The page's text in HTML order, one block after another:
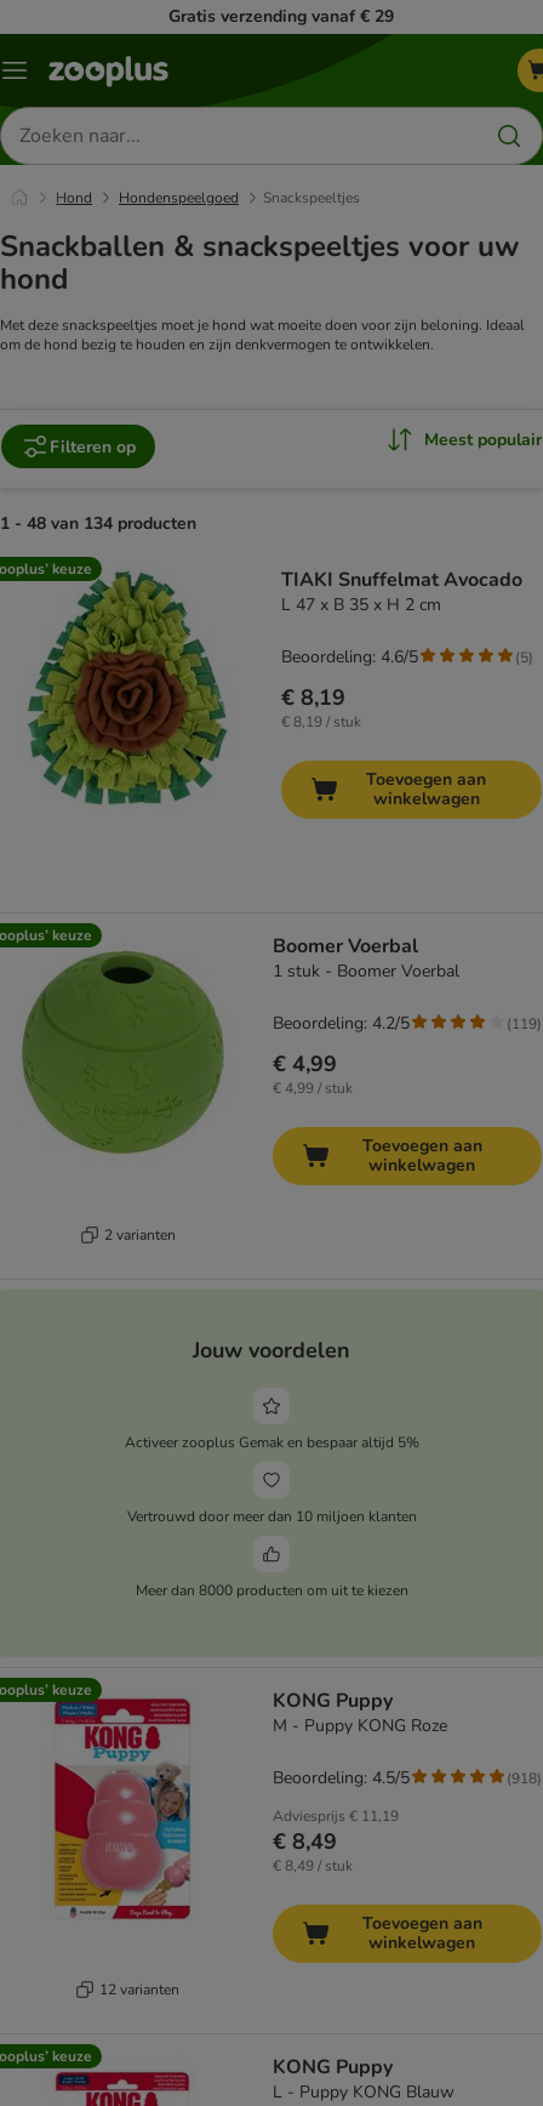
Gratis verzending vanaf € 29
Menu
Zoeken
naar
producten
Hond Hondenspeelgoed Snackspeeltjes
Snackballen & snackspeeltjes voor uw
hond
Met deze snackspeeltjes moet je hond wat moeite doen voor zijn beloning. Ideaal
om de hond bezig te houden en zijn denkvermogen te ontwikkelen.
Filteren op Meest populair
1 - 48 van 134 producten
product items have been changed
keuze TIAKI Snuffelmat Avocado
L 47 x B 35 x H 2 cm
€ 8,19
€ 8,19 / stuk
Beoordeling: 4.6/5 (5)
Toevoegen aan
winkelwagen
keuze
2 varianten
Boomer Voerbal
1 stuk - Boomer Voerbal
€ 4,99
€ 4,99 / stuk
Beoordeling: 4.2/5 (119)
Toevoegen aan
winkelwagen
Jouw voordelen
Activeer zooplus Gemak en bespaar altijd 5%
Vertrouwd door meer dan 10 miljoen klanten
Meer dan 8000 producten om uit te kiezen
keuze
12 varianten
KONG Puppy
M - Puppy KONG Roze
Adviesprijs € 11,19
€ 8,49
€ 8,49 / stuk
Beoordeling: 4.5/5 (918)
Toevoegen aan
winkelwagen
keuze KONG Puppy
L - Puppy KONG Blauw